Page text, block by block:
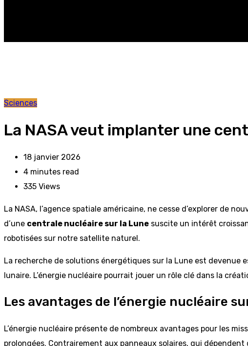
Sciences
La NASA veut implanter une
18 janvier 2026
4 minutes read
335 Views
La NASA, l’agence spatiale américaine, ne cesse d’explorer de
d’une centrale nucléaire sur la Lune suscite un intérêt
robotisées sur notre satellite naturel.
La recherche de solutions énergétiques sur la Lune est
lunaire. L’énergie nucléaire pourrait jouer un rôle clé dans la
Les avantages de l’énergie nucléaire
L’énergie nucléaire présente de nombreux avantages pour les
prolongées. Contrairement aux panneaux solaires, qui